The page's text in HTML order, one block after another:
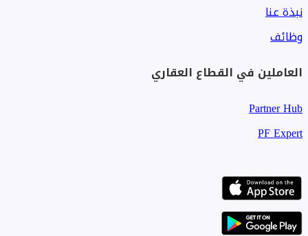
نبذة عنا
وظائف
العاملين في القطاع العقاري
Partner Hub
PF Expert